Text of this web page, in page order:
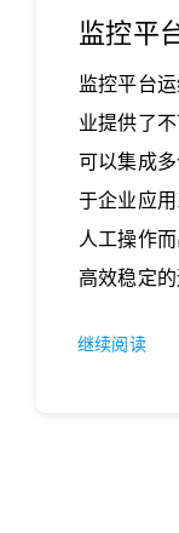
监控平
监控平台
业提供了
可以集成
于企业应
人工操作
高效稳定的
继续阅读